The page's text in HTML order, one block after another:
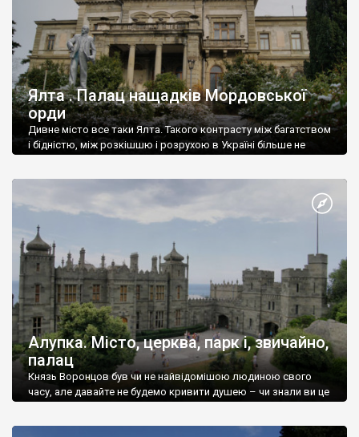
Ялта . Палац нащадків Мордовської
орди
Дивне місто все таки Ялта. Такого контрасту між багатством
і бідністю, між розкішшю і розрухою в Україні більше не
Алупка. Місто, церква, парк і, звичайно,
палац
Князь Воронцов був чи не найвідомішою людиною свого
часу, але давайте не будемо кривити душею – чи знали ви це